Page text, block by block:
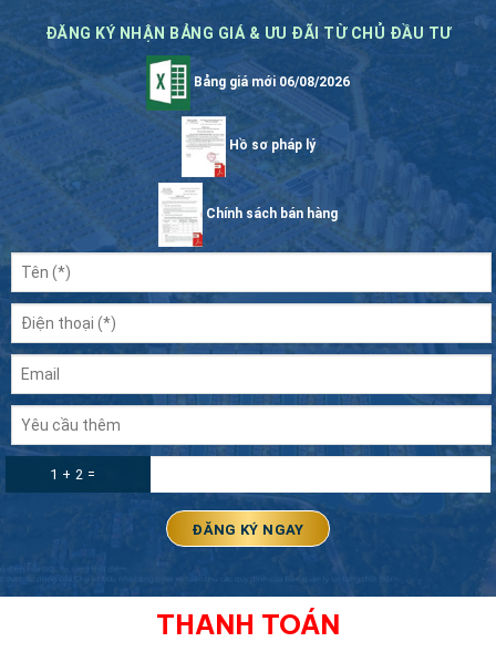
ĐĂNG KÝ NHẬN BẢNG GIÁ & ƯU ĐÃI TỪ CHỦ ĐẦU TƯ
Bảng giá mới 06/08/2026
Hồ sơ pháp lý
Chính sách bán hàng
1 + 2 =
THANH TOÁN